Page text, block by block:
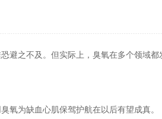
避之不及。但实际上，臭氧在多个领域都
氧为缺血心肌保驾护航在以后有望成真。